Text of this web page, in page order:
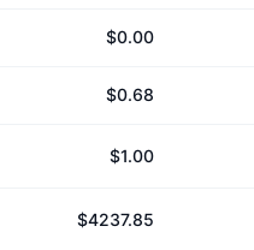
$0.00
$0.68
$1.00
$4237.85